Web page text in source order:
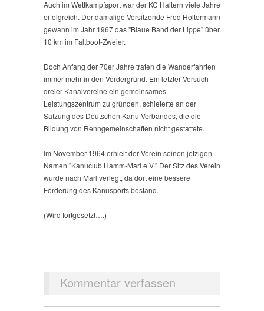
Auch im Wettkampfsport war der KC Haltern viele Jahre
erfolgreich. Der damalige Vorsitzende Fred Holtermann
gewann im Jahr 1967 das "Blaue Band der Lippe" über
10 km im Faltboot-Zweier.
Doch Anfang der 70er Jahre traten die Wanderfahrten
immer mehr in den Vordergrund. Ein letzter Versuch
dreier Kanalvereine ein gemeinsames
Leistungszentrum zu gründen, schieterte an der
Satzung des Deutschen Kanu-Verbandes, die die
Bildung von Renngemeinschaften nicht gestattete.
Im November 1964 erhielt der Verein seinen jetzigen
Namen "Kanuclub Hamm-Marl e.V." Der Sitz des Verein
wurde nach Marl verlegt, da dort eine bessere
Förderung des Kanusports bestand.
(Wird fortgesetzt….)
Kommentar verfassen